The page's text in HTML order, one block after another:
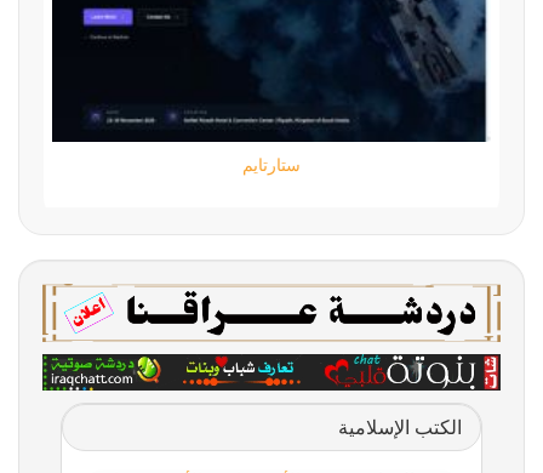
ستارتايم
الكتب الإسلامية